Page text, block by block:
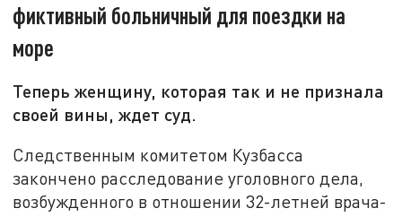
фиктивный больничный для поездки на
море
Теперь женщину, которая так и не признала
своей вины, ждет суд.
Следственным комитетом Кузбасса
закончено расследование уголовного дела,
возбужденного в отношении 32-летней врача-